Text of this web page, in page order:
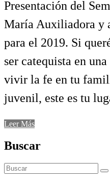
Presentación del
María Auxiliadora y
para el 2019. Si
ser catequista en
vivir la fe en tu
juvenil, este es tu
Leer Más
Buscar